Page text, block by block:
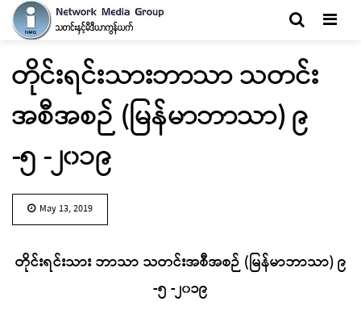
တိုင်းရင်းသားဘာသာ သတင်း
အစီအစဉ် (မြန်မာဘာသာ) ၉
-၅ -၂၀၁၉
May 13, 2019
တိုင်းရင်းသား ဘာသာ သတင်းအစီအစဉ် (မြန်မာဘာသာ) ၉
-၅ -၂၀၁၉